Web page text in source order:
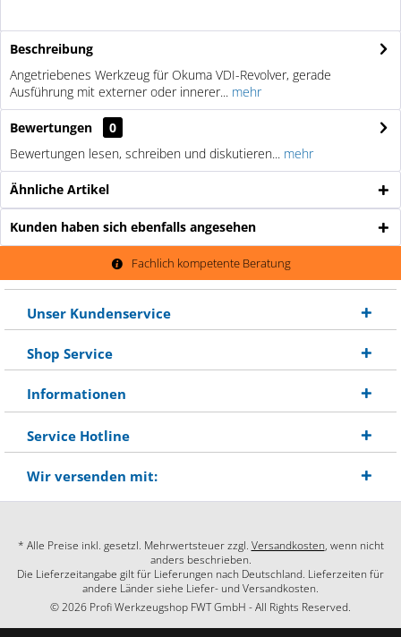
Beschreibung
Angetriebenes Werkzeug für Okuma VDI-Revolver, gerade
Ausführung mit externer oder innerer... mehr
Bewertungen
0
Bewertungen lesen, schreiben und diskutieren... mehr
Ähnliche Artikel
Kunden haben sich ebenfalls angesehen
Fachlich kompetente Beratung
Unser Kundenservice
Shop Service
Informationen
Service Hotline
Wir versenden mit:
* Alle Preise inkl. gesetzl. Mehrwertsteuer zzgl. Versandkosten, wenn nicht
anders beschrieben.
Die Lieferzeitangabe gilt für Lieferungen nach Deutschland. Lieferzeiten für
andere Länder siehe Liefer- und Versandkosten.
© 2026 Profi Werkzeugshop FWT GmbH - All Rights Reserved.